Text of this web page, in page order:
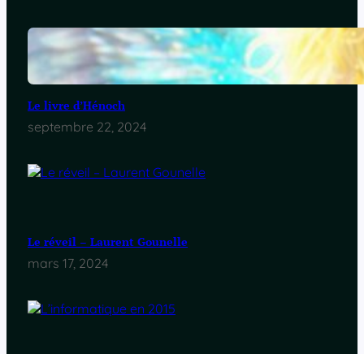
Le livre d’Hénoch
septembre 22, 2024
Le réveil – Laurent Gounelle
mars 17, 2024